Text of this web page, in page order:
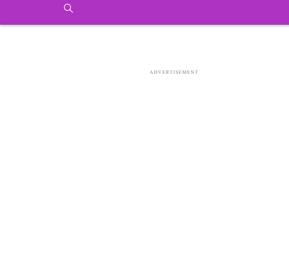
ADVERTISEMENT